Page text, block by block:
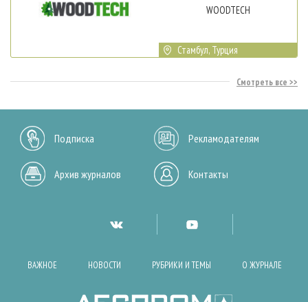
WOODTECH
Стамбул, Турция
Смотреть все
Подписка Рекламодателям
Архив журналов Контакты
ВАЖНОЕ НОВОСТИ РУБРИКИ И ТЕМЫ О ЖУРНАЛЕ